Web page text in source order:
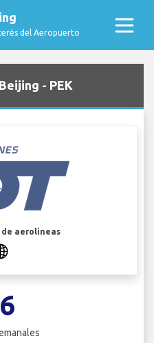
del Aeropuerto
- PEK
de aerolíneas